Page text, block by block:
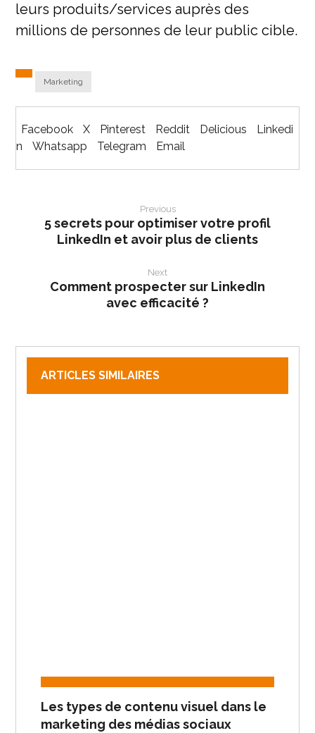
leurs produits/services auprès des
millions de personnes de leur public cible.
Marketing
Facebook X Pinterest Reddit Delicious
Linkedi
n
Whatsapp Telegram Email
Previous
5 secrets pour optimiser votre profil
LinkedIn et avoir plus de clients
Next
Comment prospecter sur LinkedIn
avec efficacité ?
ARTICLES SIMILAIRES
Les types de contenu visuel dans le
marketing des médias sociaux